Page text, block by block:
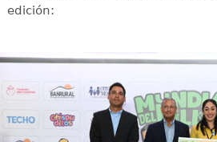
edición: